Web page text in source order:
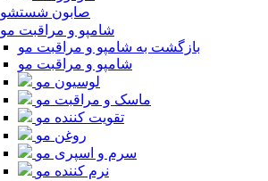
صابون شستشو
شامپو و مراقبت مو
بازگشت به شامپو و مراقبت مو
شامپو و مراقبت مو
لوسیون مو
ماسک و مراقبت مو
تقویت کننده مو
روغن مو
سرم و اسپری مو
نرم کننده مو